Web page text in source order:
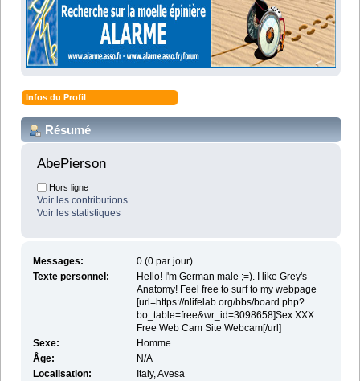
Infos du Profil
Résumé
AbePierson
Hors ligne
Voir les contributions
Voir les statistiques
Messages:
0 (0 par jour)
Texte personnel:
Heⅼlo! I'm German male ;=). I like Grey's
Anatomy! Feel free to suгf to my webpage
[url=https://nlifelab.org/bbs/board.php?
bo_table=free&wr_id=3098658]Sеx XXX
Free Web Cam Site Webcam[/url]
Sexe:
Homme
Âge:
N/A
Localisation:
Italy, Avesa